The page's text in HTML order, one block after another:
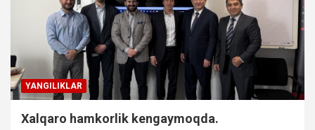
YANGILIKLAR
Xalqaro hamkorlik kengaymoqda.